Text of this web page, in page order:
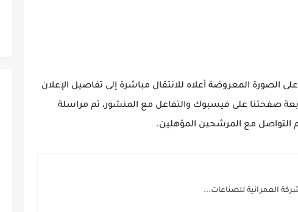
الصورة المعروضة أعلاه للانتقال مباشرة إلى تفاصيل الإعلان
صفحتنا على فيسبوك والتفاعل مع المنشور، ثم مراسلة
مع المرشحين المؤهلين.
العمرانية للصناعات...